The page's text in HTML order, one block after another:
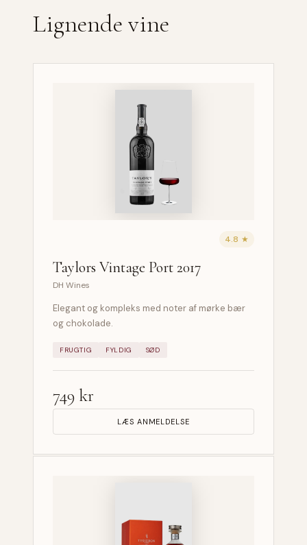
Lignende vine
4.8 ★
Taylors Vintage Port 2017
DH Wines
Elegant og kompleks med noter af mørke bær
og chokolade.
FRUGTIG FYLDIG SØD
749 kr
LÆS ANMELDELSE